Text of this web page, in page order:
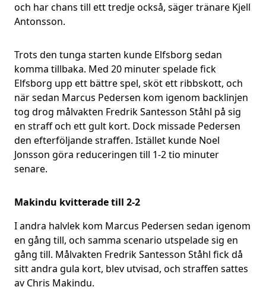
och har chans till ett tredje också, säger tränare Kjell
Antonsson.
Trots den tunga starten kunde Elfsborg sedan
komma tillbaka. Med 20 minuter spelade fick
Elfsborg upp ett bättre spel, sköt ett ribbskott, och
när sedan Marcus Pedersen kom igenom backlinjen
tog drog målvakten Fredrik Santesson Ståhl på sig
en straff och ett gult kort. Dock missade Pedersen
den efterföljande straffen. Istället kunde Noel
Jonsson göra reduceringen till 1-2 tio minuter
senare.
Makindu kvitterade till 2-2
I andra halvlek kom Marcus Pedersen sedan igenom
en gång till, och samma scenario utspelade sig en
gång till. Målvakten Fredrik Santesson Ståhl fick då
sitt andra gula kort, blev utvisad, och straffen sattes
av Chris Makindu.